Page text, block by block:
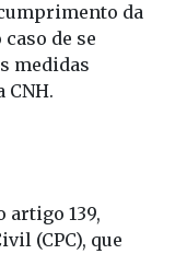
da
de se
medidas
CNH.
artigo 139,
(CPC), que